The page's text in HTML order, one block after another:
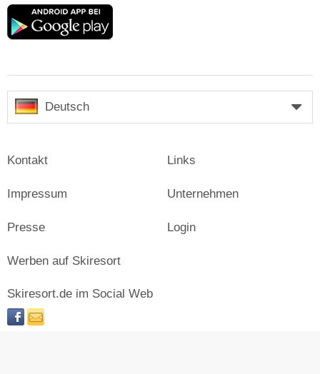
Google
Deutsch
Kontakt
Impressum
Presse
Links
Unternehmen
Login
Werben auf Skiresort
Skiresort.de im Social Web
facebooknewsletter